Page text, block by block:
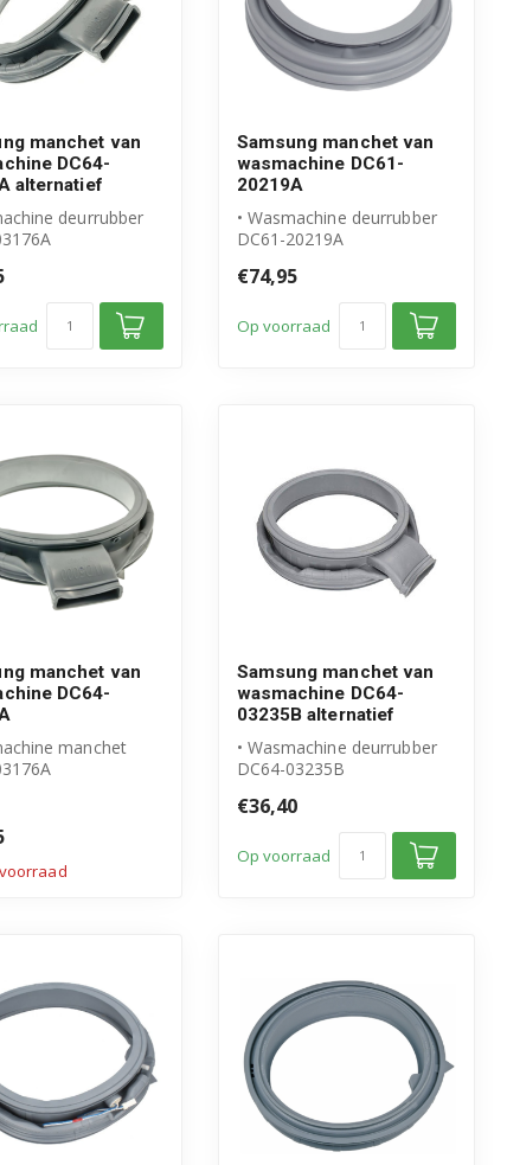
manchet van
DC64-
alternatief
deurrubber
alte...
Samsung manchet van
wasmachine DC61-
20219A
• Wasmachine deurrubber
DC61-20219A
product
€74,95
Op voorraad
manchet van
DC64-
manchet
Samsung manchet van
wasmachine DC64-
03235B alternatief
• Wasmachine deurrubber
DC64-03235B
• Hoogwaardig alte...
€36,40
Op voorraad